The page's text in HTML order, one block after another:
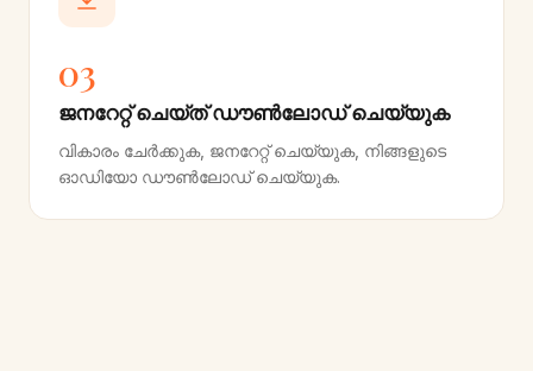
03
ജനറേറ്റ് ചെയ്ത് ഡൗൺലോഡ് ചെയ്യുക
വികാരം ചേർക്കുക, ജനറേറ്റ് ചെയ്യുക, നിങ്ങളുടെ
ഓഡിയോ ഡൗൺലോഡ് ചെയ്യുക.